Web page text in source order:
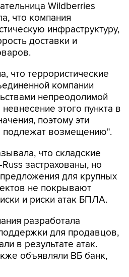
Wildberries
что компания
инфраструктуру,
доставки и
что террористические
компании
непреодолимой
этого пункта в
поэтому эти
подлежат возмещению".
что складские
застрахованы, но
для крупных
не покрывают
и риски атак БПЛА.
разработала
для продавцов,
в результате атак.
объявляли ВБ банк,